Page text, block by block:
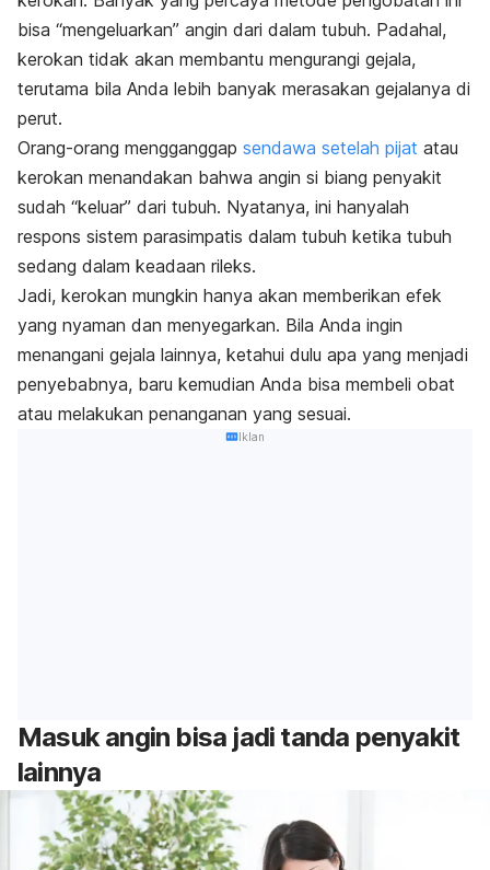
bisa “mengeluarkan” angin dari dalam tubuh. Padahal,
kerokan tidak akan membantu mengurangi gejala,
terutama bila Anda lebih banyak merasakan gejalanya di
perut.
Orang-orang mengganggap sendawa setelah pijat atau
kerokan menandakan bahwa angin si biang penyakit
sudah “keluar” dari tubuh. Nyatanya, ini hanyalah
respons sistem parasimpatis dalam tubuh ketika tubuh
sedang dalam keadaan rileks.
Jadi, kerokan mungkin hanya akan memberikan efek
yang nyaman dan menyegarkan. Bila Anda ingin
menangani gejala lainnya, ketahui dulu apa yang menjadi
penyebabnya, baru kemudian Anda bisa membeli obat
atau melakukan penanganan yang sesuai.
Iklan
Masuk angin bisa jadi tanda penyakit
lainnya